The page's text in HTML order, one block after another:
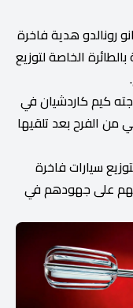
رونالدو هدية فاخرة
الخاصة لتوزيع
كيم كاردشيان في
من الفرح بعد تلقيها
سيارات فاخرة
لهم على جهودهم في